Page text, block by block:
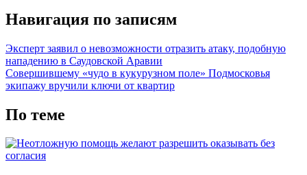
Навигация по записям
Эксперт заявил о невозможности отразить атаку, подобную
нападению в Саудовской Аравии
Совершившему «чудо в кукурузном поле» Подмосковья
экипажу вручили ключи от квартир
По теме